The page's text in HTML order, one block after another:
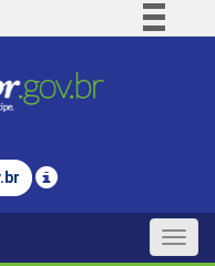
Comunica BR
Legislação
Toggle